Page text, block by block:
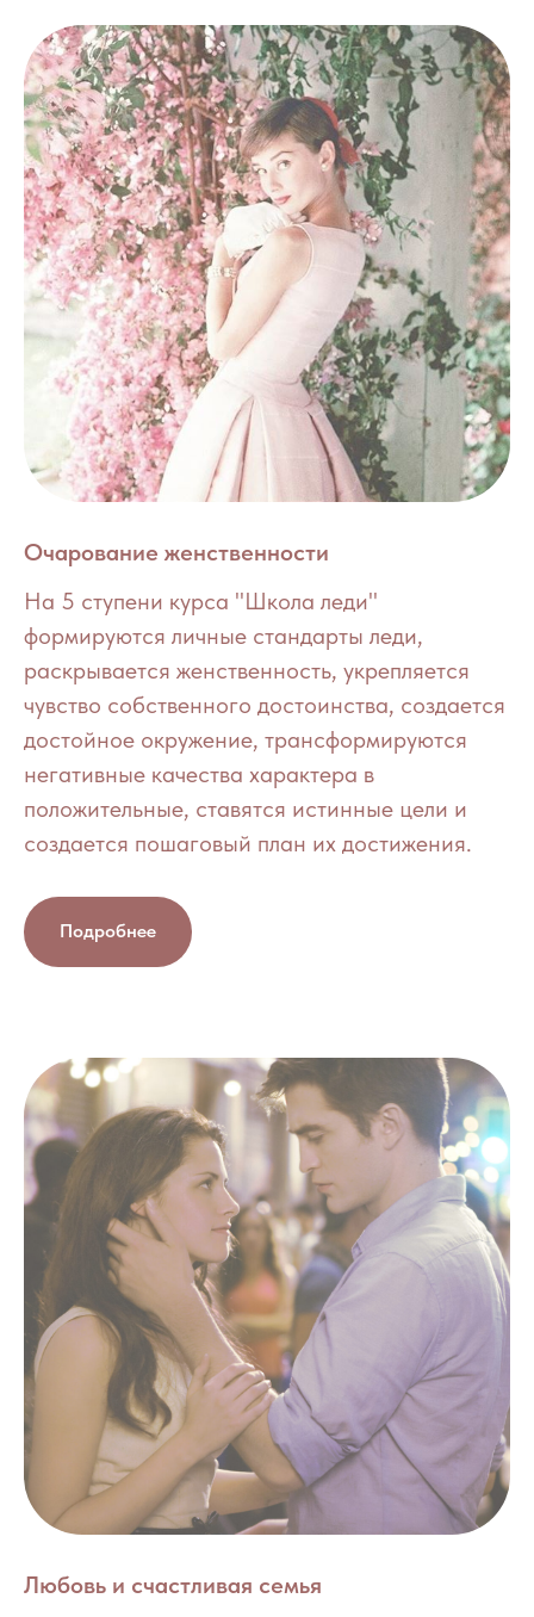
Очарование женственности
На 5 ступени курса "Школа леди"
формируются личные стандарты леди,
раскрывается женственность, укрепляется
чувство собственного достоинства, создается
достойное окружение, трансформируются
негативные качества характера в
положительные, ставятся истинные цели и
создается пошаговый план их достижения.
Подробнее
Любовь и счастливая семья